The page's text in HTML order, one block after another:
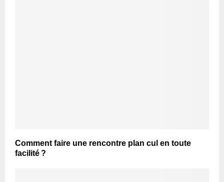
Comment faire une rencontre plan cul en toute
facilité ?